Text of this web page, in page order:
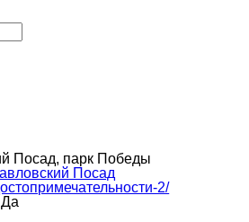
Посад, парк Победы
Посад
2/